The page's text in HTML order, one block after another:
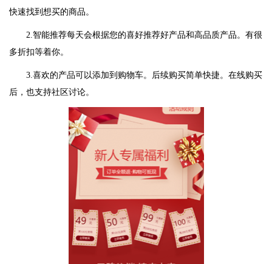
快速找到想买的商品。
2.智能推荐每天会根据您的喜好推荐好产品和高品质产品。有很
多折扣等着你。
3.喜欢的产品可以添加到购物车。后续购买简单快捷。在线购买
后，也支持社区讨论。